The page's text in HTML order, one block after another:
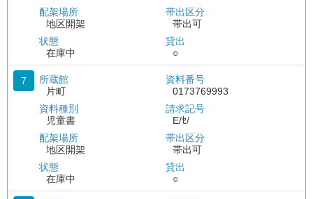
配架場所
地区開架
状態
在庫中
帯出区分
帯出可
貸出
○
7
所蔵館
片町
資料種別
児童書
配架場所
地区開架
状態
在庫中
資料番号
0173769993
請求記号
E/ｾ/
帯出区分
帯出可
貸出
○